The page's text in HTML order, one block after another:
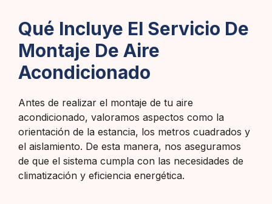
Qué Incluye El Servicio De
Montaje De Aire
Acondicionado
Antes de realizar el montaje de tu aire
acondicionado, valoramos aspectos como la
orientación de la estancia, los metros cuadrados y
el aislamiento. De esta manera, nos aseguramos
de que el sistema cumpla con las necesidades de
climatización y eficiencia energética.